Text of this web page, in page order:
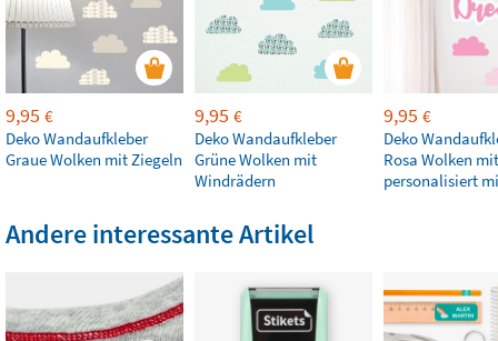
9,95 €
Deko Wandaufkleber
Graue Wolken mit Ziegeln
9,95 €
Deko Wandaufkleber
Grüne Wolken mit
Windrädern
9,95 €
Deko
Rosa Wolken
personalisiert
Andere interessante Artikel